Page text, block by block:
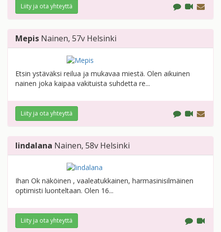
Liity ja ota yhteyttä
Mepis Nainen, 57v Helsinki
Etsin ystäväksi reilua ja mukavaa miestä. Olen aikuinen
nainen joka kaipaa vakituista suhdetta re...
Liity ja ota yhteyttä
lindalana Nainen, 58v Helsinki
Ihan Ok näköinen , vaaleatukkainen, harmasinisilmäinen
optimisti luonteltaan. Olen 16...
Liity ja ota yhteyttä